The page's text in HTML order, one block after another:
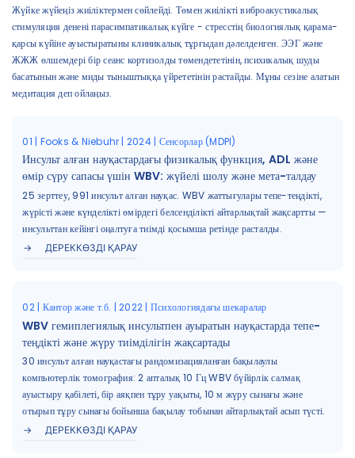
Жүйке жүйеңіз жиіліктермен сөйлейді. Төмен жиілікті виброакустикалық
стимуляция денені парасимпатикалық күйге - стресстің биологиялық қарама-
қарсы күйіне ауыстыратыны клиникалық тұрғыдан дәлелденген. ЭЭГ және
ЖЖЖ өлшемдері бір сеанс кортизолды төмендететінін, психикалық шуды
басатынын және миды тыныштыққа үйрететінін растайды. Мұны сезіне алатын
медитация деп ойлаңыз.
01 | Fooks & Niebuhr | 2024 | Сенсорлар (MDPI)
Инсульт алған науқастардағы физикалық функция, ADL және
өмір сүру сапасы үшін WBV: жүйелі шолу және мета-талдау
25 зерттеу, 991 инсульт алған науқас. WBV жаттығулары тепе-теңдікті,
жүрісті және күнделікті өмірдегі белсенділікті айтарлықтай жақсартты —
инсульттан кейінгі оңалтуға тиімді қосымша ретінде расталды.
ДЕРЕККӨЗДІ ҚАРАУ
02 | Кантор және т.б. | 2022 | Психологиядағы шекаралар
WBV гемиплегиялық инсультпен ауыратын науқастарда тепе-
теңдікті және жүру тиімділігін жақсартады
30 инсульт алған науқастағы рандомизацияланған бақылаулы
компьютерлік томография: 2 апталық 10 Гц WBV бүйірлік салмақ
ауыстыру қабілеті, бір аяқпен тұру уақыты, 10 м жүру сынағы және
отырып тұру сынағы бойынша бақылау тобынан айтарлықтай асып түсті.
ДЕРЕККӨЗДІ ҚАРАУ